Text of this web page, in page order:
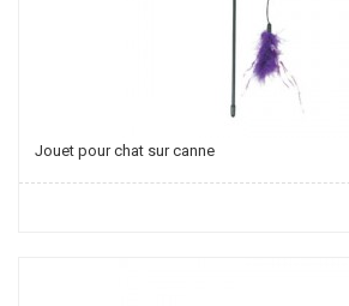
Jouet pour chat sur canne